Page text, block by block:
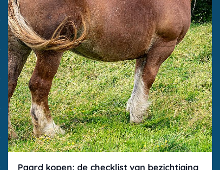
Paard kopen: de checklist van bezichtiging